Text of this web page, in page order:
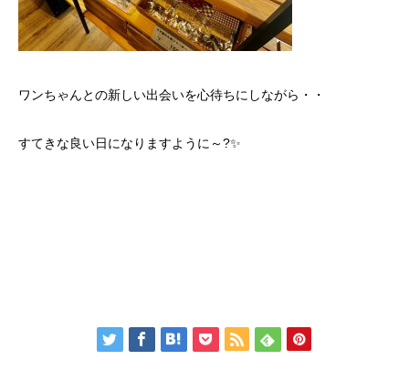
ワンちゃんとの新しい出会いを心待ちにしながら・・
すてきな良い日になりますように～?✨